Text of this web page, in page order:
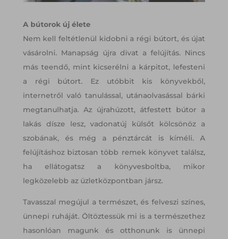
A bútorok új élete
Nem kell feltétlenül kidobni a régi bútort, és újat
vásárolni. Manapság újra divat a felújítás. Nincs
más teendő, mint kicserélni a kárpitot, lefesteni
a régi bútort. Ez utóbbit kis könyvekből,
internetről való tanulással, utánaolvasással bárki
megtanulhatja. Az újrahúzott, átfestett bútor a
lakás dísze lesz, vadonatúj külsőt kölcsönöz a
szobának, és még a pénztárcát is kíméli. A
felújításhoz biztosan több remek könyvet találsz,
ha ellátogatsz a könyvesboltba, mikor
legközelebb az üzletközpontban jársz.
Tavasszal megújul a természet, és felveszi színes,
ünnepi ruháját. Öltöztessük mi is a természethez
hasonlóan magunk és otthonunk is ünnepi